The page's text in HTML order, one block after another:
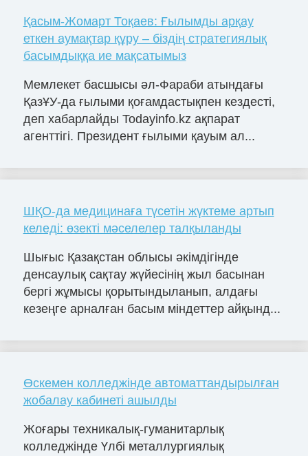
Қасым-Жомарт Тоқаев: Ғылымды арқау
еткен аумақтар құру – біздің стратегиялық
басымдыққа ие мақсатымыз
Мемлекет басшысы әл-Фараби атындағы
ҚазҰУ-да ғылыми қоғамдастықпен кездесті,
деп хабарлайды Todayinfo.kz ақпарат
агенттігі. Президент ғылыми қауым ал...
ШҚО-да медицинаға түсетін жүктеме артып
келеді: өзекті мәселелер талқыланды
Шығыс Қазақстан облысы әкімдігінде
денсаулық сақтау жүйесінің жыл басынан
бергі жұмысы қорытындыланып, алдағы
кезеңге арналған басым міндеттер айқынд...
Өскемен колледжінде автоматтандырылған
жобалау кабинеті ашылды
Жоғары техникалық-гуманитарлық
колледжінде Үлбі металлургиялық